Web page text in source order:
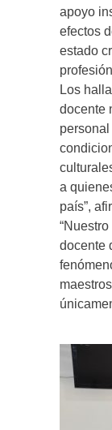
apoyo
efectos
estado
Los
docente
a
país”,
docente